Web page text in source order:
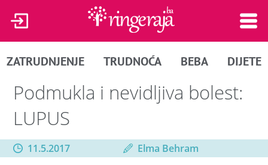
ZATRUDNJENJE TRUDNOĆA BEBA DIJETE
Podmukla i nevidljiva bolest:
LUPUS
11.5.2017 Elma Behram